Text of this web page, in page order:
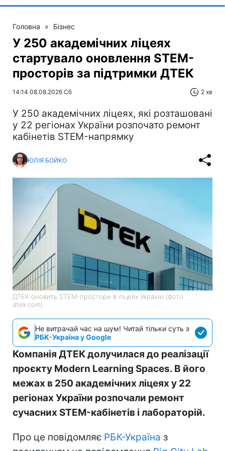
Головна » Бізнес
У 250 академічних ліцеях
стартувало оновлення STEM-
просторів за підтримки ДТЕК​‌
14:14 08.08.2026 Сб 2 хв
У 250 академічних ліцеях, які розташовані
у 22 регіонах України розпочато ремонт
кабінетів STEM-напрямку
ЮЛІЯ БОЙКО
ДТЕК оновить STEM-простори в ліцеях України (фото:
dtek.com)
Не витрачай час на шум! Читай тільки суть з
РБК-Україна у Google
Компанія ДТЕК долучилася до реалізації
проєкту Modern Learning Spaces. В його
межах в 250 академічних ліцеях у 22
регіонах України розпочали ремонт
сучасних STEM-кабінетів і лабораторій.
Про це повідомляє РБК-Україна з